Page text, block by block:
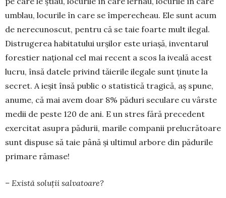
umblau, locurile în care se împerecheau. Ele sunt acum
de nerecunoscut, pen­­tru că se taie foarte mult ilegal.
Distrugerea ha­bita­tului ur­șilor este uria­șă, inventarul
forestier națio­nal cel mai recent a scos la iveală acest
lucru, însă datele privind tăierile ile­gale sunt ținute la
secret. A ieșit însă public o statis­tică tragică, aș spu­ne,
anu­me, că mai avem doar 8% păduri seculare cu vârste
medii de peste 120 de ani. E un stres fără precedent
exercitat asupra pădurii, marile companii prelucră­toare
sunt dispuse să taie până și ultimul arbore din pădurile
pri­mare rămase!
– Există soluții sal­va­toare?